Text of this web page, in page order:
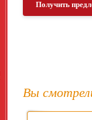
Получить
Вы